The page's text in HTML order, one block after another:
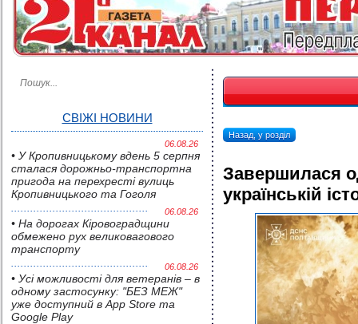
СВІЖІ НОВИНИ
06.08.26
• У Кропивницькому вдень 5 серпня
сталася дорожньо-транспортна
пригода на перехресті вулиць
Кропивницького та Гоголя
06.08.26
• На дорогах Кіровоградщини
обмежено рух великовагового
транспорту
06.08.26
• Усі можливості для ветеранів – в
одному застосунку: "БЕЗ МЕЖ"
уже доступний в App Store та
Google Play
Назад, у розділ
Завершилася
українській